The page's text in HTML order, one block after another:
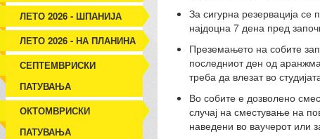
ЛЕТО 2026 - ШПАНИЈА
ЛЕТО 2026 - НА ПЛАНИНА
СЕПТЕМВРИСКИ
ПАТУВАЊА
ОКТОМВРИСКИ
ПАТУВАЊА
За сигурна резервација
најдоцна 7 дена пред
Преземањето на собите
последниот ден од
треба да влезат во
Во собите е дозволено
случај на сместување на
наведени во ваучерот или